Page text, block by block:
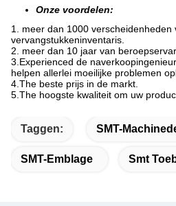
Onze voordelen:
1. meer dan 1000
vervangstukkeninventaris.
2. meer dan 10 jaar van
3.Experienced de
helpen allerlei moeilijke problemen
4.The beste prijs in de markt.
5.The hoogste kwaliteit om uw
Taggen: SMT-
SMT-Emblage Smt